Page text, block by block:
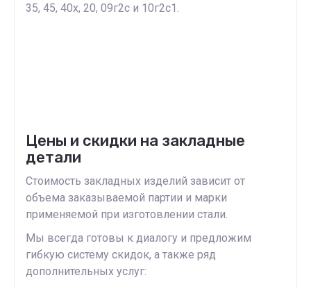
35, 45, 40х, 20, 09г2с и 10г2с1.
Цены и скидки на закладные
детали
Стоимость закладных изделий зависит от
объема заказываемой партии и марки
применяемой при изготовлении стали.
Мы всегда готовы к диалогу и предложим
гибкую систему скидок, а также ряд
дополнительных услуг: